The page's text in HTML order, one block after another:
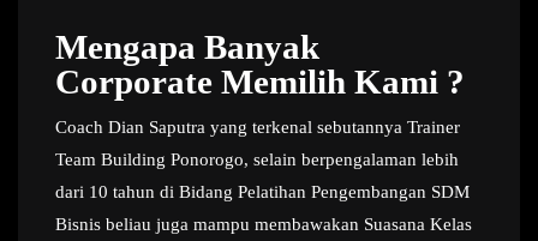
Mengapa Banyak
Corporate Memilih Kami ?
Coach Dian Saputra yang terkenal sebutannya Trainer
Team Building Ponorogo, selain berpengalaman lebih
dari 10 tahun di Bidang Pelatihan Pengembangan SDM
Bisnis beliau juga mampu membawakan Suasana Kelas